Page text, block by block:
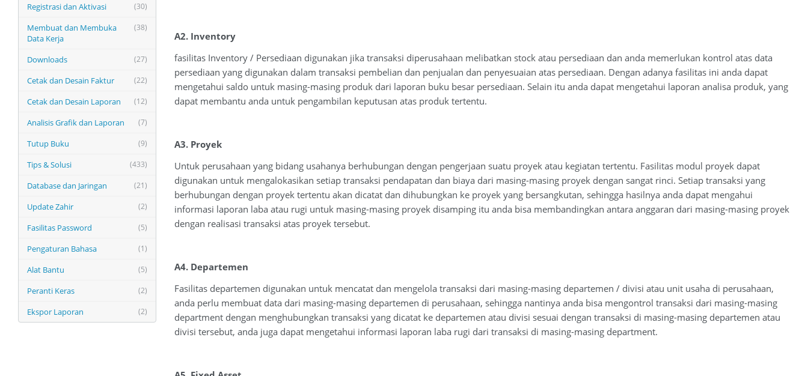
(30)
Registrasi dan Aktivasi
(38)
Membuat dan Membuka
Data Kerja
(27)
Downloads
(22)
Cetak dan Desain Faktur
(12)
Cetak dan Desain Laporan
(7)
Analisis Grafik dan Laporan
(9)
Tutup Buku
(433)
Tips & Solusi
(21)
Database dan Jaringan
(2)
Update Zahir
(5)
Fasilitas Password
(1)
Pengaturan Bahasa
(5)
Alat Bantu
(2)
Peranti Keras
(2)
Ekspor Laporan
A2. Inventory
fasilitas Inventory / Persediaan digunakan jika transaksi diperusahaan melibatkan stock atau persediaan dan anda memerlukan kontrol atas data
persediaan yang digunakan dalam transaksi pembelian dan penjualan dan penyesuaian atas persediaan. Dengan adanya fasilitas ini anda dapat
mengetahui saldo untuk masing-masing produk dari laporan buku besar persediaan. Selain itu anda dapat mengetahui laporan analisa produk, yang
dapat membantu anda untuk pengambilan keputusan atas produk tertentu.
A3. Proyek
Untuk perusahaan yang bidang usahanya berhubungan dengan pengerjaan suatu proyek atau kegiatan tertentu. Fasilitas modul proyek dapat
digunakan untuk mengalokasikan setiap transaksi pendapatan dan biaya dari masing-masing proyek dengan sangat rinci. Setiap transaksi yang
berhubungan dengan proyek tertentu akan dicatat dan dihubungkan ke proyek yang bersangkutan, sehingga hasilnya anda dapat mengahui
informasi laporan laba atau rugi untuk masing-masing proyek disamping itu anda bisa membandingkan antara anggaran dari masing-masing proyek
dengan realisasi transaksi atas proyek tersebut.
A4. Departemen
Fasilitas departemen digunakan untuk mencatat dan mengelola transaksi dari masing-masing departemen / divisi atau unit usaha di perusahaan,
anda perlu membuat data dari masing-masing departemen di perusahaan, sehingga nantinya anda bisa mengontrol transaksi dari masing-masing
department dengan menghubungkan transaksi yang dicatat ke departemen atau divisi sesuai dengan transaksi di masing-masing departemen atau
divisi tersebut, anda juga dapat mengetahui informasi laporan laba rugi dari transaksi di masing-masing department.